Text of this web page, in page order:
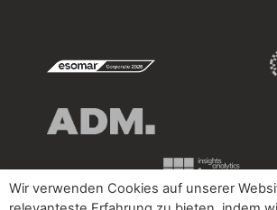
Wir verwenden Cookies auf unserer